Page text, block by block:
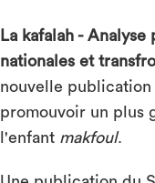
La kafalah -
nationales et
nouvelle publication
promouvoir un plus
l'enfant makfoul.